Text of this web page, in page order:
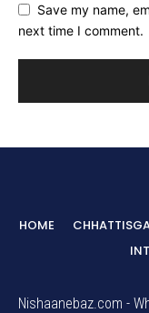
Save my name,
next time I comment.
HOME
Nishaanebaz.com -